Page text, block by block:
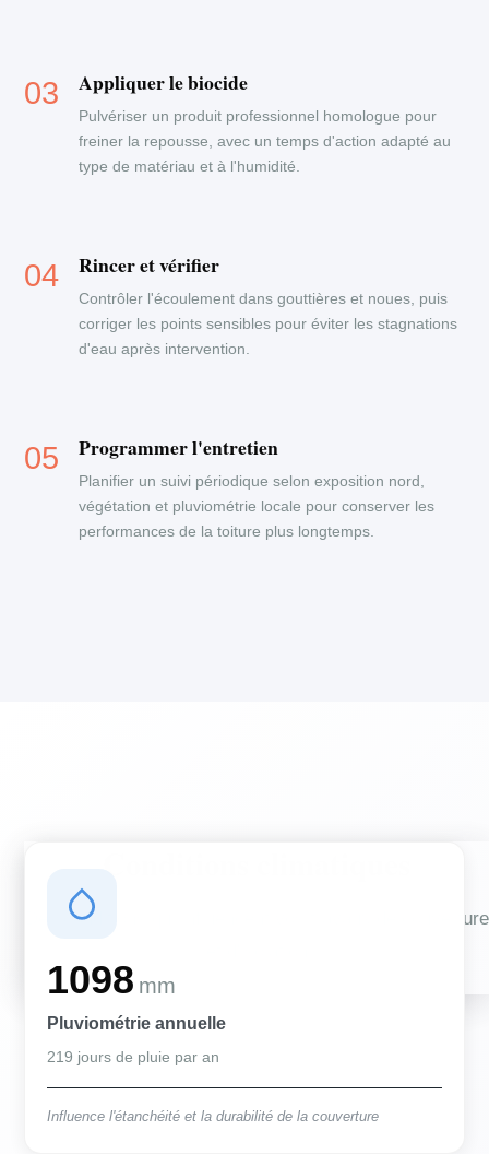
Appliquer le biocide
Pulvériser un produit professionnel homologue pour
freiner la repousse, avec un temps d'action adapté au
type de matériau et à l'humidité.
Rincer et vérifier
Contrôler l'écoulement dans gouttières et noues, puis
corriger les points sensibles pour éviter les stagnations
d'eau après intervention.
Programmer l'entretien
Planifier un suivi périodique selon exposition nord,
végétation et pluviométrie locale pour conserver les
performances de la toiture plus longtemps.
Des conditions qui influencent vos travaux de couverture
1098 mm
Pluviométrie annuelle
219 jours de pluie par an
Influence l'étanchéité et la durabilité de la couverture